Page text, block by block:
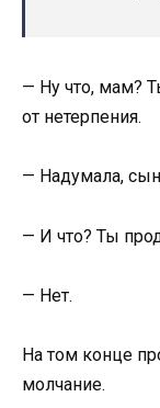
— Ну что, мам?
от нетерпения.
— Надумала,
— И что? Ты
— Нет.
На том конце
молчание.